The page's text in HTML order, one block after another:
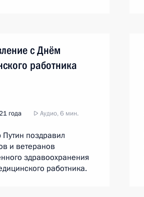
с Днём
работника
года Аудио, 6 мин.
поздравил
и ветеранов
здравоохранения
работника.